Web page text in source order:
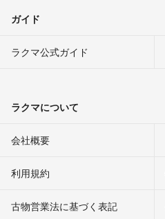
ガイド
ラクマ公式ガイド
ラクマについて
会社概要
利用規約
古物営業法に基づく表記